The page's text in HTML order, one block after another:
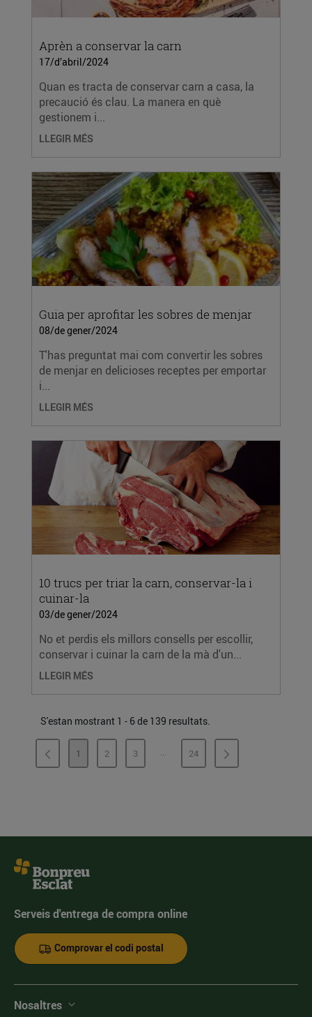
Aprèn a conservar la carn
17/d’abril/2024
Quan es tracta de conservar carn a casa, la
precaució és clau. La manera en què
gestionem i...
LLEGIR MÉS
Guia per aprofitar les sobres de menjar
08/de gener/2024
T'has preguntat mai com convertir les sobres
de menjar en delicioses receptes per emportar
i...
LLEGIR MÉS
10 trucs per triar la carn, conservar-la i
cuinar-la
03/de gener/2024
No et perdis els millors consells per escollir,
conservar i cuinar la carn de la mà d'un...
LLEGIR MÉS
S'estan mostrant 1 - 6 de 139 resultats.
PÀGINA
1 PÀGINA
2 PÀGINA
3 ...PÀGINES INTERMÈDIES
PÀGINA
24
Serveis d'entrega de compra online
Comprovar el codi postal
Nosaltres